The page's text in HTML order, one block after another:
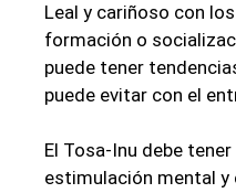
Leal y cariñoso con
formación o
puede tener
puede evitar con el
El Tosa-Inu debe
estimulación mental y